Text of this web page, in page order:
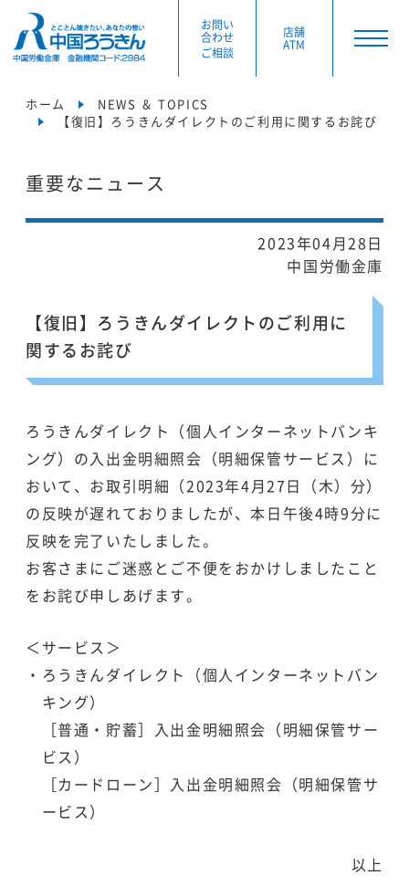
お問い
合わせ
ご相談
店舗
ATM
ホーム
NEWS ＆ TOPICS
【復旧】ろうきんダイレクトのご利用に関するお詫び
重要なニュース
2023年04月28日
中国労働金庫
【復旧】ろうきんダイレクトのご利用に
関するお詫び
ろうきんダイレクト（個人インターネットバンキ
ング）の入出金明細照会（明細保管サービス）に
おいて、お取引明細（2023年4月27日（木）分）
の反映が遅れておりましたが、本日午後4時9分に
反映を完了いたしました。
お客さまにご迷惑とご不便をおかけしましたこと
をお詫び申しあげます。
＜サービス＞
・ろうきんダイレクト（個人インターネットバン
キング）
［普通・貯蓄］入出金明細照会（明細保管サー
ビス）
［カードローン］入出金明細照会（明細保管サ
ービス）
以上